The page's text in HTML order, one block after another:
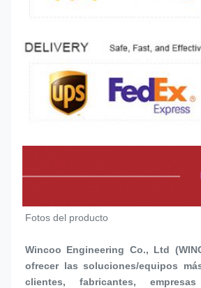
Fotos del producto
Wincoo Engineering Co., Ltd
ofrecer las soluciones/equipos
clientes, fabricantes,